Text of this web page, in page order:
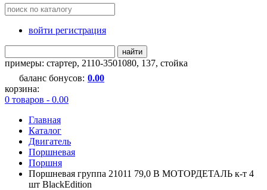
войти регистрация
найти
примеры: стартер, 2110-3501080, 137, стойка
баланс бонусов: 0.00
корзина:
0 товаров - 0.00
Главная
Каталог
Двигатель
Поршневая
Поршня
Поршневая группа 21011 79,0 B МОТОРДЕТАЛЬ к-т 4
шт BlackEdition